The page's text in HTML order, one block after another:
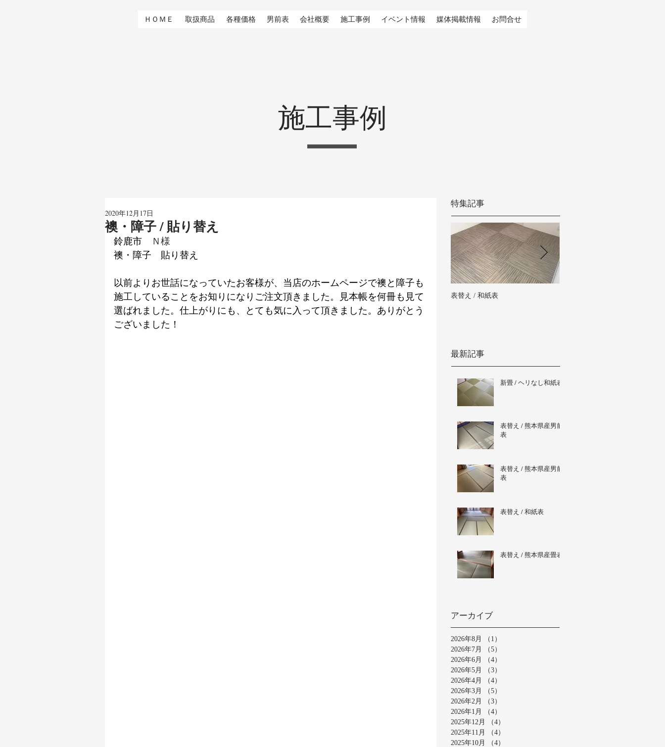
ＨＯＭＥ 取扱商品 各種価格 男前表 会社概要 施工事例 イベント情報 媒体掲載情報 お問合せ
施工事例
襖・障子 / 貼り替え
2020年12月17日
鈴鹿市 Ｎ様
襖・障子　貼り替え
以前よりお世話になっていたお客様が、当店のホームページで襖と障子も
施工していることをお知りになりご注文頂きました。見本帳を何冊も見て
選ばれました。仕上がりにも、とても気に入って頂きました。ありがとう
ございました！
特集記事
表替え / 和紙表
最新記事
新畳 / ヘリなし和紙表
表替え / 熊本県産男前
表
表替え / 熊本県産男前
表
表替え / 和紙表
表替え / 熊本県産畳表
アーカイブ
2026年8月 （1）
2026年7月
（5）
2026年6月
（4）
2026年5月
（3）
2026年4月
（4）
2026年3月
（5）
2026年2月
（3）
2026年1月
（4）
2025年12月
（4）
2025年11月
（4）
2025年10月
（4）